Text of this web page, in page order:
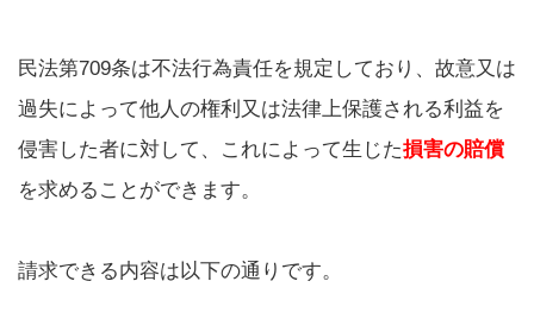
民法第709条は不法行為責任を規定しており、故意又は
過失によって他人の権利又は法律上保護される利益を
侵害した者に対して、これによって生じた損害の賠償
を求めることができます。
請求できる内容は以下の通りです。